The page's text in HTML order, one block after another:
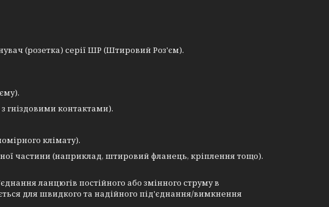
(розетка) серії ШР (Штировий Роз'єм).
гніздовими контактами).
клімату).
частини (наприклад, штировий фланець, кріплення тощо).
ланцюгів постійного або змінного струму в
для швидкого та надійного під'єднання/вимкнення